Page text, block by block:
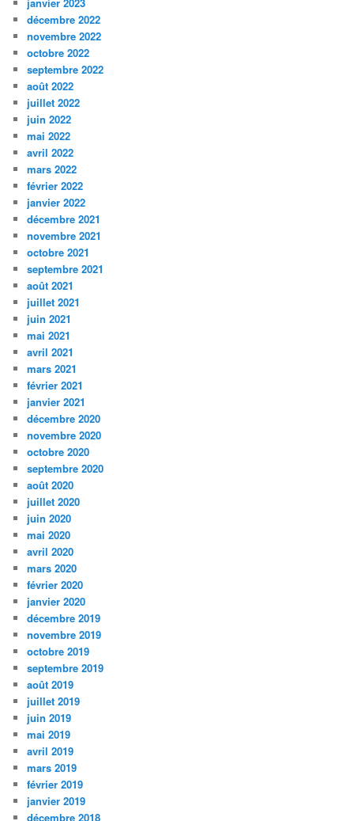
décembre 2022
novembre 2022
octobre 2022
septembre 2022
août 2022
juillet 2022
juin 2022
mai 2022
avril 2022
mars 2022
février 2022
janvier 2022
décembre 2021
novembre 2021
octobre 2021
septembre 2021
août 2021
juillet 2021
juin 2021
mai 2021
avril 2021
mars 2021
février 2021
janvier 2021
décembre 2020
novembre 2020
octobre 2020
septembre 2020
août 2020
juillet 2020
juin 2020
mai 2020
avril 2020
mars 2020
février 2020
janvier 2020
décembre 2019
novembre 2019
octobre 2019
septembre 2019
août 2019
juillet 2019
juin 2019
mai 2019
avril 2019
mars 2019
février 2019
janvier 2019
décembre 2018